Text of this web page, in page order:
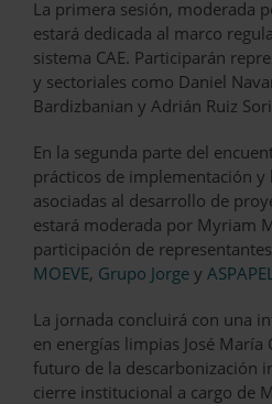
La primera sesión, moderada
estará dedicada al marco
sistema CAE. Participarán
y sectoriales como Daniel
Bardizbanian y Adrián Ruiz
En la segunda parte del
prácticos de implementación y
asociadas al desarrollo de
estará moderada por Myriam
participación de
MOEVE, Grupo Jorge y ASPAPEL
La jornada concluirá con una
en energías limpias José María
futuro de la descarbonización
cierre institucional a cargo de